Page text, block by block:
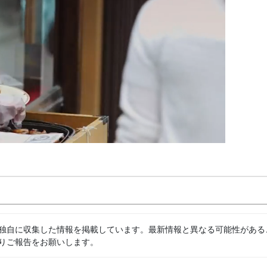
に収集した情報を掲載しています。最新情報と異なる可能性があ
ご報告をお願いします。